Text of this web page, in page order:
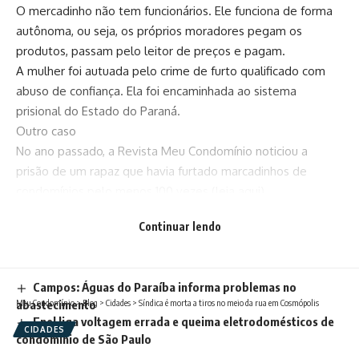
O mercadinho não tem funcionários. Ele funciona de forma
autônoma, ou seja, os próprios moradores pegam os
produtos, passam pelo leitor de preços e pagam.
A mulher foi autuada pelo crime de furto qualificado com
abuso de confiança. Ela foi encaminhada ao sistema
prisional do Estado do Paraná.
Outro caso
No ano passado, a Revista Meu Condomínio noticiou a
prisão de um rapaz que havia furtado marcadinhos de
Campos: Águas do Paraíba informa problemas no
abastecimento
Enel liga voltagem errada e queima eletrodomésticos de
condomínio de São Paulo
Continuar lendo
Meu Condomínio>Blog > Cidades > Síndica é morta a tiros no meio da rua em Cosmópolis
CIDADES